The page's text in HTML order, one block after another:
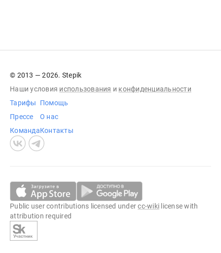
© 2013 — 2026. Stepik
Наши условия использования и конфиденциальности
Тарифы
Прессе
Команда
Помощь
О нас
Контакты
Public user contributions licensed undercc-wiki license with
attribution required